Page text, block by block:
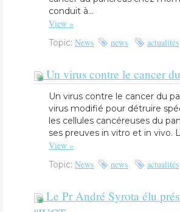
conduit à...
View »
Topic: News news actualités
Un virus contre le cancer
Un virus contre le cancer du
virus modifié pour détruire
les cellules cancéreuses du
ses preuves in vitro et in vivo.
View »
Topic: News news actualités
Le Pr André Syrota élu